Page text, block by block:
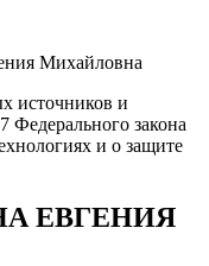
Михайловна
источников и
Федерального закона
и о защите
ЕВГЕНИЯ